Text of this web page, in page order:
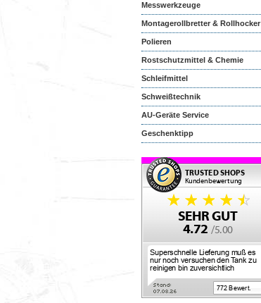
Messwerkzeuge
Montagerollbretter & Rollhocker
Polieren
Rostschutzmittel & Chemie
Schleifmittel
Schweißtechnik
AU-Geräte Service
Geschenktipp